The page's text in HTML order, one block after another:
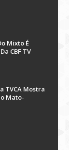
Mixto É
CBF TV
TVCA Mostra
Mato-